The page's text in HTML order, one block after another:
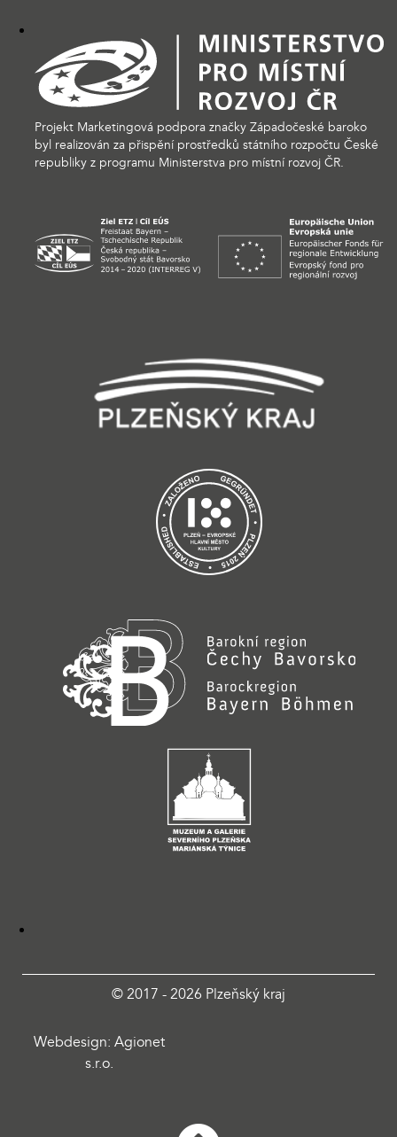
Projekt Marketingová podpora značky Západočeské baroko
byl realizován za přispění prostředků státního rozpočtu České
republiky z programu Ministerstva pro místní rozvoj ČR.
© 2017 - 2026 Plzeňský kraj
Webdesign: Agionet
s.r.o.